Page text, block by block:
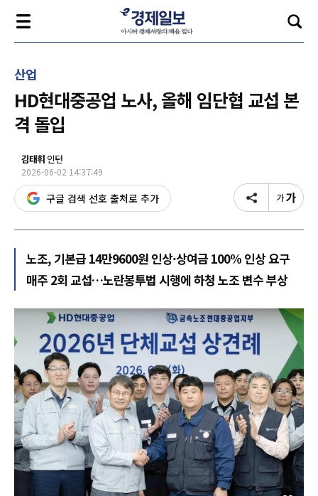
산업
HD현대중공업 노사, 올해 임단협 교섭 본
격 돌입
김태휘 인턴
2026-06-02 14:37:49
구글 검색 선호 출처로 추가
노조, 기본급 14만9600원 인상·상여금 100% 인상 요구
매주 2회 교섭…노란봉투법 시행에 하청 노조 변수 부상